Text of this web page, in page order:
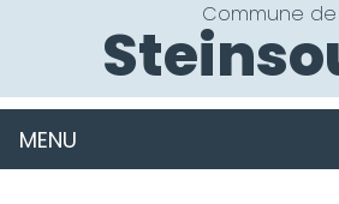
Commune de
MENU